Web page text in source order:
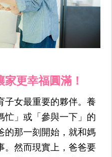
更幸福圓滿！
子女最重要的夥伴。養
忙」或「參與一下」的
的那一刻開始，就和媽
。然而現實上，爸爸要